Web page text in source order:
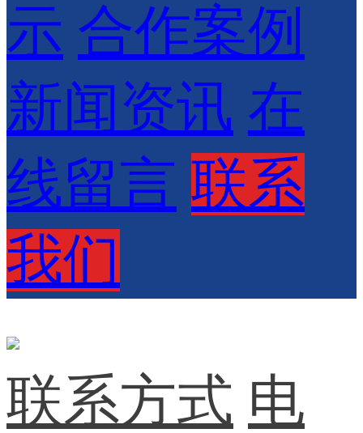
示 合作案例
新闻资讯 在
线留言 联系
我们
联系方式 电